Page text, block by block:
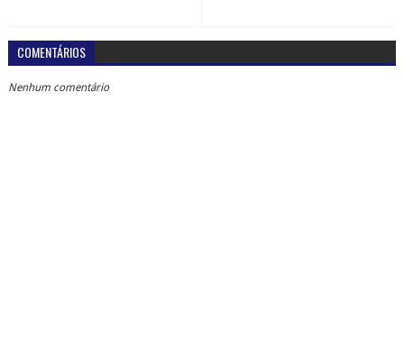
COMENTÁRIOS
Nenhum comentário